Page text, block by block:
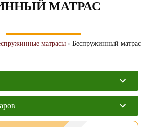
МАТРАС
матрасы › Беспружинный матрас